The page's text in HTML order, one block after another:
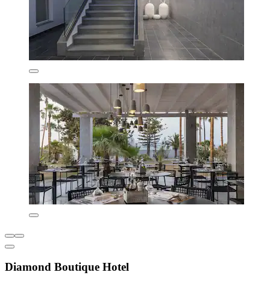
Diamond Boutique Hotel